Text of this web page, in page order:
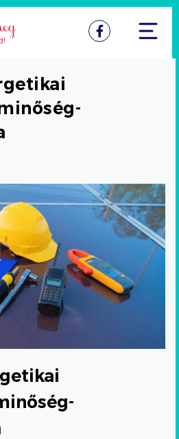
Facebook